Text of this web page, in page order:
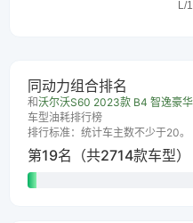
同动力组合排名
和沃尔沃S60 2023款 B4 智逸豪
车型油耗排行榜
排行标准：统计车主数不少于20。
第19名（共2714款车型）